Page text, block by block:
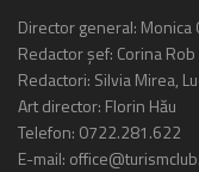
Director general: Monica
Redactor șef: Corina Rob
Redactori: Silvia Mirea,
Art director: Florin Hău
Telefon: 0722.281.622
E-mail: